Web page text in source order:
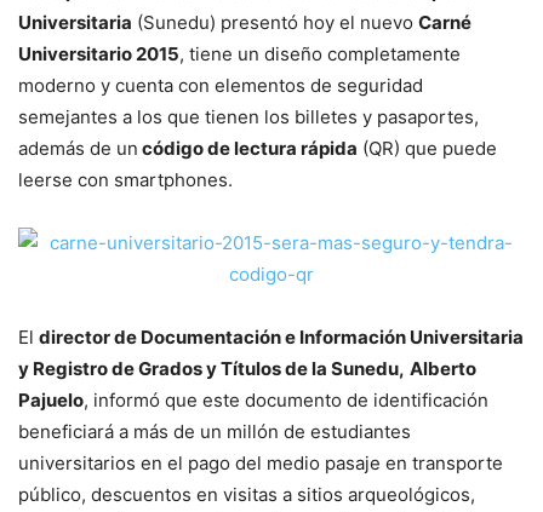
Universitaria (Sunedu) presentó hoy el nuevo Carné
Universitario 2015, tiene un diseño completamente
moderno y cuenta con elementos de seguridad
semejantes a los que tienen los billetes y pasaportes,
además de un código de lectura rápida (QR) que puede
leerse con smartphones.
El director de Documentación e Información Universitaria
y Registro de Grados y Títulos de la Sunedu, Alberto
Pajuelo, informó que este documento de identificación
beneficiará a más de un millón de estudiantes
universitarios en el pago del medio pasaje en transporte
público, descuentos en visitas a sitios arqueológicos,